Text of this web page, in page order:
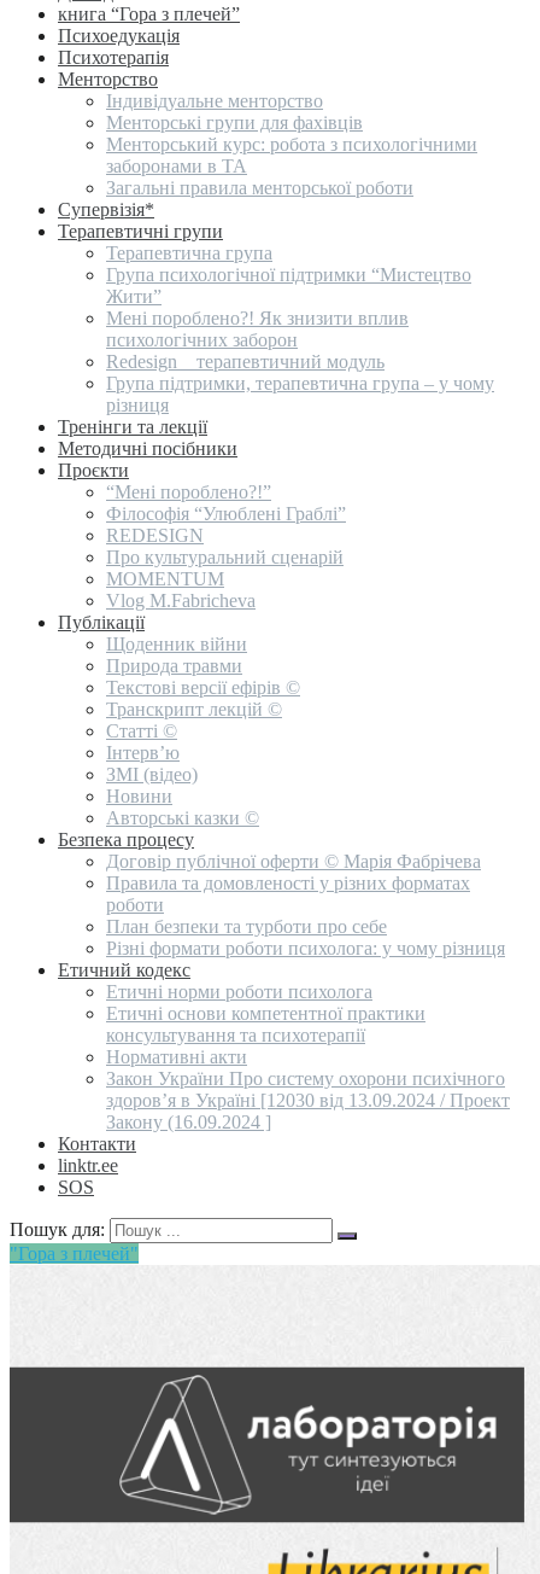
книга “Гора з плечей”
Психоедукація
Психотерапія
Менторство
Індивідуальне менторство
Менторські групи для фахівців
Менторський курс: робота з психологічними
заборонами в ТА
Загальні правила менторської роботи
Супервізія*
Терапевтичні групи
Терапевтична група
Група психологічної підтримки “Мистецтво
Жити”
Мені пороблено?! Як знизити вплив
психологічних заборон
Redesign _ терапевтичний модуль
Група підтримки, терапевтична група – у чому
різниця
Тренінги та лекції
Методичні посібники
Проєкти
“Мені пороблено?!”
Філософія “Улюблені Граблі”
REDESIGN
Про культуральний сценарій
MOMENTUM
Vlog M.Fabricheva
Публікації
Щоденник війни
Природа травми
Текстові версії ефірів ©
Транскрипт лекцій ©
Статті ©
Інтерв’ю
ЗМІ (відео)
Новини
Авторські казки ©
Безпека процесу
Договір публічної оферти © Марія Фабрічева
Правила та домовленості у різних форматах
роботи
План безпеки та турботи про себе
Різні формати роботи психолога: у чому різниця
Етичний кодекс
Етичні норми роботи психолога
Етичні основи компетентної практики
консультування та психотерапії
Нормативні акти
Закон України Про систему охорони психічного
здоров’я в Україні [12030 від 13.09.2024 / Проект
Закону (16.09.2024 ]
Контакти
linktr.ee
SOS
Пошук для:
"Гора з плечей"